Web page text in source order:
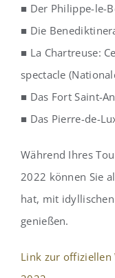
■ Der Philippe-le-
■ Die
■ La Chartreuse:
spectacle
■ Das Fort Saint-
■ Das Pierre-de-
Während Ihres
2022 können Sie
hat, mit
genießen.
Link zur offiziellen